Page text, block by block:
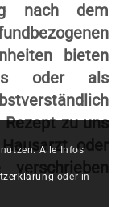
nach dem
bieten
oder als
zu uns
oder
verschrieben
Alle Infos
oder in